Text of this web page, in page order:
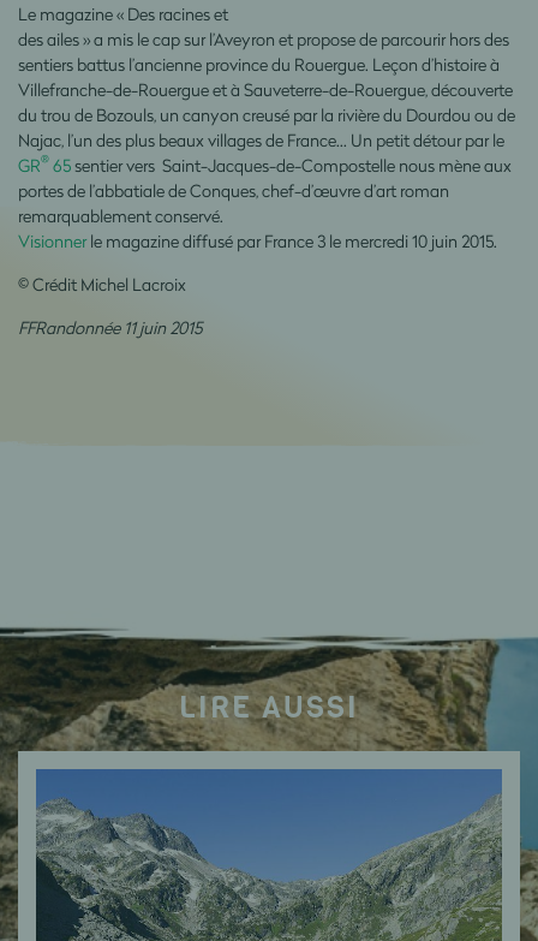
Le magazine « Des racines et
des ailes » a mis le cap sur l’Aveyron et propose de parcourir hors des
sentiers battus l’ancienne province du Rouergue. Leçon d’histoire à
Villefranche-de-Rouergue et à Sauveterre-de-Rouergue, découverte
du trou de Bozouls, un canyon creusé par la rivière du Dourdou ou de
Najac, l’un des plus beaux villages de France... Un petit détour par le
GR® 65 sentier vers Saint-Jacques-de-Compostelle nous mène aux
portes de l’abbatiale de Conques, chef-d’œuvre d’art roman
remarquablement conservé.
Visionnerle magazine diffusé par France 3 le mercredi 10 juin 2015.
© Crédit Michel Lacroix
FFRandonnée 11 juin 2015
LIRE AUSSI